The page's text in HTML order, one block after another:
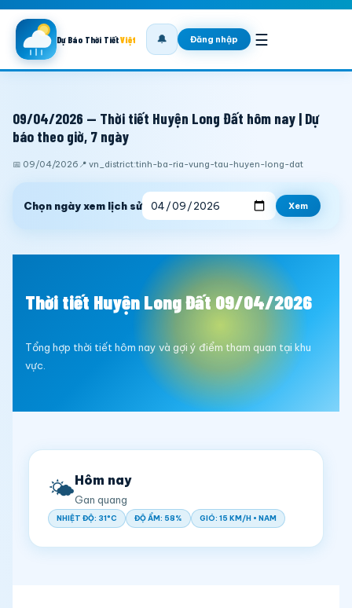
Dự Báo Thời TiếtViệt 🔔 Đăng nhập ☰
09/04/2026 — Thời tiết Huyện Long Đất hôm nay | Dự
báo theo giờ, 7 ngày
📅 09/04/2026 📍 vn_district:tinh-ba-ria-vung-tau-huyen-long-dat
Chọn ngày xem lịch sử Xem
Thời tiết Huyện Long Đất 09/04/2026
Tổng hợp thời tiết hôm nay và gợi ý điểm tham quan tại khu
vực.
🌤️Hôm nay
Gan quang
NHIỆT ĐỘ: 31°C ĐỘ ẨM: 58% GIÓ: 15 KM/H • NAM